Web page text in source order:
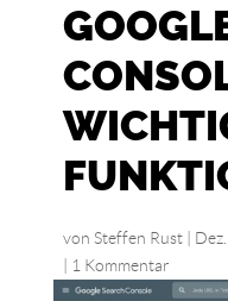
von Steffen Rust|
1 Kommentar